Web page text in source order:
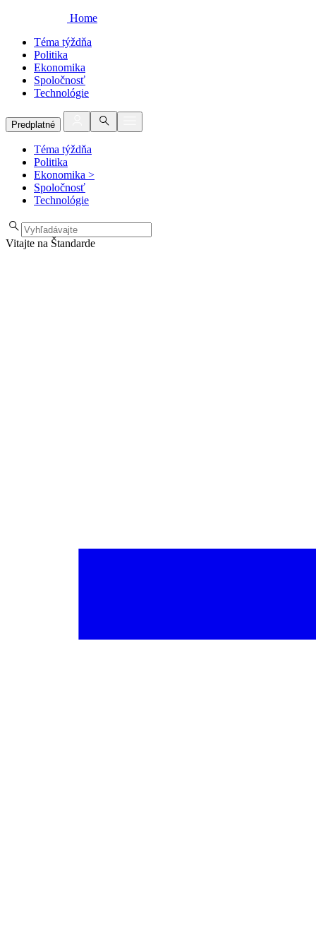
Home
Téma týždňa
Politika
Ekonomika
Spoločnosť
Technológie
Predplatné
Téma týždňa
Politika
Ekonomika >
Spoločnosť
Technológie
Vitajte na Štandarde